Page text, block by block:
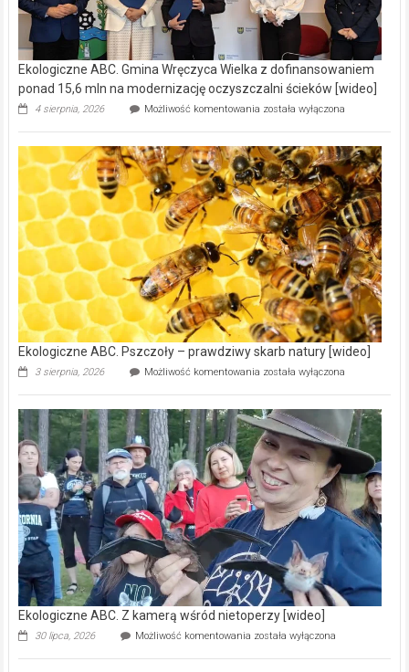
Ekologiczne ABC. Gmina Wręczyca Wielka z dofinansowaniem
ponad 15,6 mln na modernizację oczyszczalni ścieków [wideo]
4 sierpnia, 2026 Możliwość komentowania Ekologiczne
Wręczyca
Wielka
z
dofinansowaniem
ponad
15,6
mln
na
modernizację
oczyszczalni
ścieków
[wideo]
została wyłączona
Ekologiczne ABC. Pszczoły – prawdziwy skarb natury [wideo]
3 sierpnia, 2026 Możliwość komentowania Ekologiczne
–
prawdziwy
skarb
natury
[wideo]
została wyłączona
Ekologiczne ABC. Z kamerą wśród nietoperzy [wideo]
30 lipca, 2026 Możliwość komentowania Ekologiczne
została wyłączona